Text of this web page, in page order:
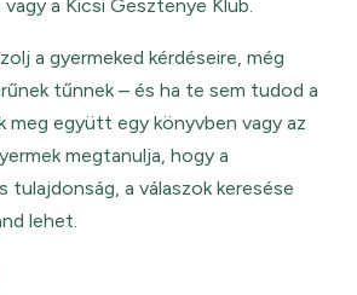
a Kicsi Gesztenye Klub.
a gyermeked kérdéseire, még
tűnnek – és ha te sem tudod a
meg együtt egy könyvben vagy az
megtanulja, hogy a
tulajdonság, a válaszok keresése
lehet.